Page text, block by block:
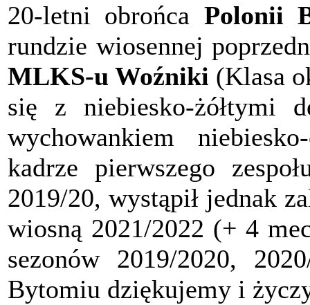
20-letni obrońca Polonii
rundzie wiosennej
MLKS-u Woźniki (Klasa
się z niebiesko-żółtymi
wychowankiem
kadrze pierwszego
2019/20, wystąpił jednak
wiosną 2021/2022 (+ 4
sezonów 2019/2020,
Bytomiu dziękujemy i